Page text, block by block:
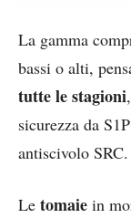
La gamma
bassi o alti,
tutte le stagioni
sicurezza da
antiscivolo SRC.
Le tomaie in